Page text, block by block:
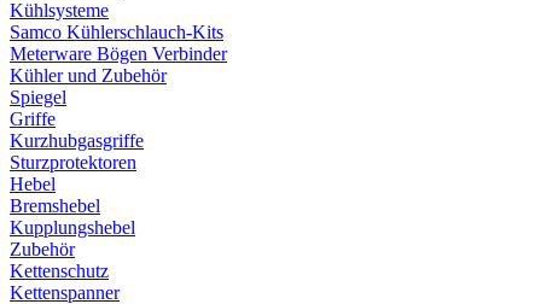
Kühlsysteme
Samco Kühlerschlauch-Kits
Meterware Bögen Verbinder
Kühler und Zubehör
Spiegel
Griffe
Kurzhubgasgriffe
Sturzprotektoren
Hebel
Bremshebel
Kupplungshebel
Zubehör
Kettenschutz
Kettenspanner